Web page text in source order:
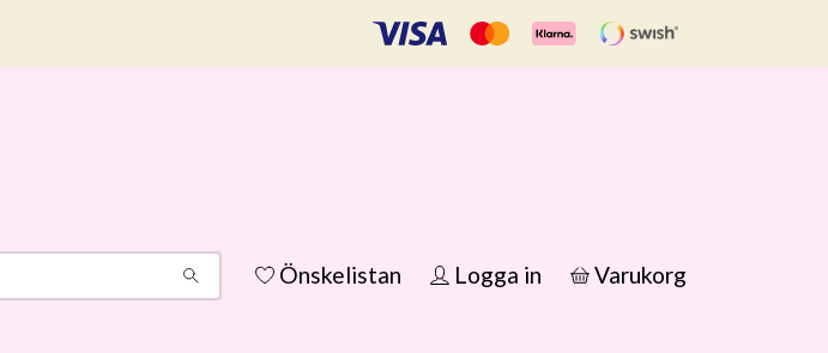
Önskelistan Logga in Varukorg